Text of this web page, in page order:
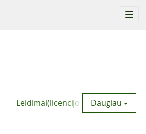
Leidimai(licencijos) Daugiau